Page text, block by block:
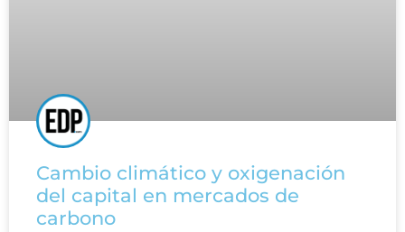
Cambio climático y oxigenación
del capital en mercados de
carbono